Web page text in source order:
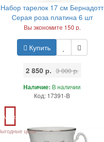
Набор тарелок 17 см Бернадотт
Серая роза платина 6 шт
Вы экономите 150 р.
Купить
2 850 р. 3 000 р.
Наличие: В наличии
Код: 17391-B
Акция
цены